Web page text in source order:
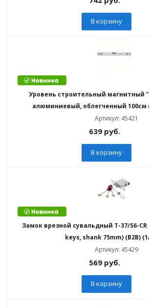
В корзину
Уровень строительный магнитный
алюминиевый, облегченный 100см
Артикул: 45421
639 руб.
В корзину
Замок врезной сувальдный T-37/S6-CR
keys, shank 75mm) (B2B)
Артикул: 45429
569 руб.
В корзину